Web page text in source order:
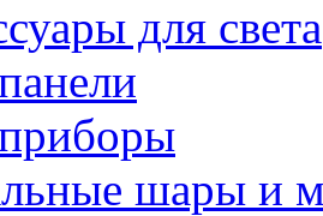
для света
шары и